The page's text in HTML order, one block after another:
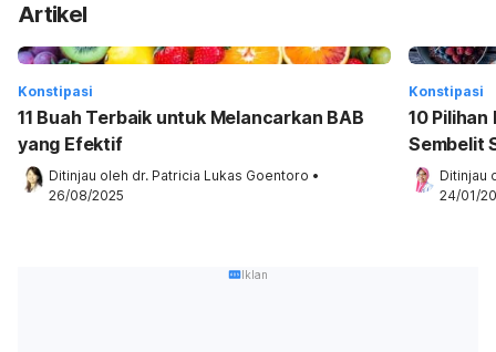
Artikel
Konstipasi
11 Buah Terbaik untuk Melancarkan BAB
yang Efektif
Ditinjau oleh dr. Patricia Lukas Goentoro •
26/08/2025
Konstipasi
10
Sembelit
Ditinjau
24/01/
Iklan